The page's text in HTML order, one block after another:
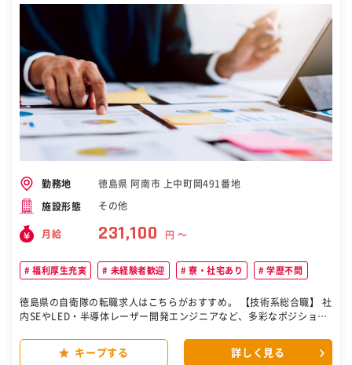
実績などもあり、大型連休でしっかり休める体制も整えつつありま
す。 ・営業なので休日の急な連絡等は発生することはあるものの、社
員によっては急ぎの用事以外は休み中は連絡せず出勤時にまとめて返
信している方もいらっしゃいます。 ［自衛隊・転職・求人］
勤務地 徳島県 阿南市 上中町岡491番地
施設形態 その他
月給 231,100 円 〜
福利厚生充実 未経験者歓迎 寮・社宅あり 学歴不問
徳島県の自衛隊の転職求人はこちらがおすすめ。 【技術系総合職】 社
内SEやLED・半導体レーザー開発エンジニアなど、多彩なポジション
産装置・検査装置設計）のいずれかをお任せします。 「日本でつく
り、世界に売る」をテーマに、徳島本社を中心となって事業を展開し
キープする 詳しく見る